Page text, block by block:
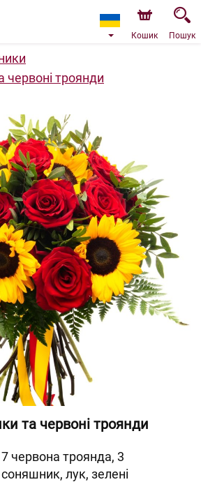
через наш інтернет-
можлива дата доставки —
у зв’язку з відпусткою.Кошик Пошук
троянди
та червоні троянди
7 червона троянда, 3
соняшник, лук, зелені